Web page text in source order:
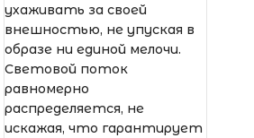
ухаживать за своей
внешностью, не упуская в
образе ни единой мелочи.
Световой поток
равномерно
распределяется, не
искажая, что гарантирует